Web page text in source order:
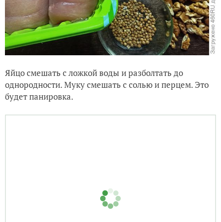
Яйцо смешать с ложкой воды и разболтать до
однородности. Муку смешать с солью и перцем. Это
будет панировка.